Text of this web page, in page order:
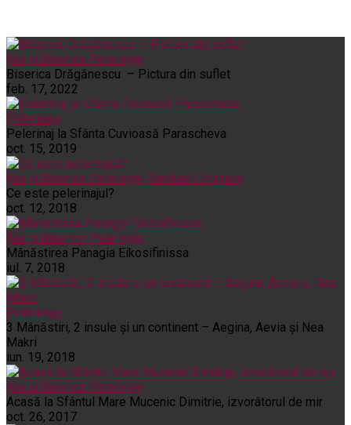
Noi și Biserica Pelerinaje
Biserica Drăgănescu – Pictura din suflet
feb. 17, 2022
Pelerinaje
Pelerinaj la Sfânta Cuvioasă Parascheva
oct. 15, 2019
Noi și Biserica Pelerinaje Rânduieli liturgice
Ce este pelerinajul?
oct. 12, 2018
Noi și Biserica Pelerinaje
Mânăstirea Panagia Eikosifinissa
iul. 7, 2018
Pelerinaje
3 Mânăstiri, 2 insule și un continent – Aegina, Aevia și Nea
Makri
iun. 19, 2018
Noi și Biserica Pelerinaje
Acasă la Sfântul Mare Mucenic Dimitrie, izvorâtorul de mir
oct. 26, 2017